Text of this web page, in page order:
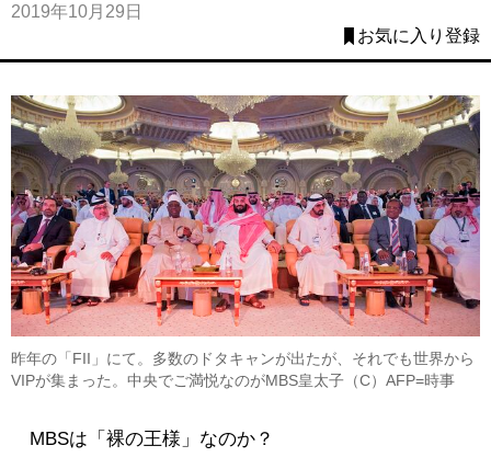
2019年10月29日
お気に入り登録
昨年の「FII」にて。多数のドタキャンが出たが、それでも世界から
VIPが集まった。中央でご満悦なのがMBS皇太子（C）AFP=時事
MBSは「裸の王様」なのか？